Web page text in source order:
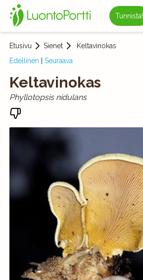
Tunnista!
Etusivu Sienet
Keltavinokas
Edellinen
Seuraava
Keltavinokas
Phyllotopsis nidulans